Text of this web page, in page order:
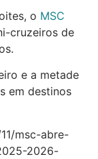
o MSC
cruzeiros de
e a metade
em destinos
msc-abre-
2026-